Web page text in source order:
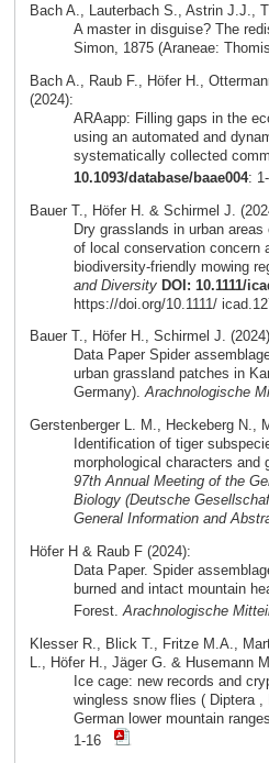
Bach A., Lauterbach S., Astrin J.J.,
A master in disguise? The
Simon, 1875 (Araneae:
Bach A., Raub F., Höfer H.,
(2024):
ARAapp: Filling gaps in the
using an automated and
systematically collected
10.1093/database/baae004:
Bauer T., Höfer H. & Schirmel J.
Dry grasslands in urban
of local conservation concern
biodiversity-friendly mowing
and Diversity DOI: 10.1111/
https://doi.org/10.1111/
Bauer T., Höfer H., Schirmel J.
Data Paper Spider
urban grassland patches in
Germany).Arachnologische
Gerstenberger L. M., Heckeberg N.,
Identification of tiger
morphological characters and
97th Annual Meeting of the
Biology (Deutsche
General Information and
Höfer H & Raub F (2024):
Data Paper. Spider
burned and intact mountain
Forest. Arachnologische
Klesser R., Blick T., Fritze M.A.,
L., Höfer H., Jäger G. & Husemann
Ice cage: new records and
wingless snow flies ( Diptera
German lower mountain
1-16